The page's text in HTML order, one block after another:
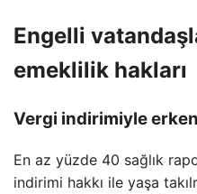
Engelli
emeklilik hakları
Vergi indirimiyle
En az yüzde 40 sağlık
indirimi hakkı ile yaşa